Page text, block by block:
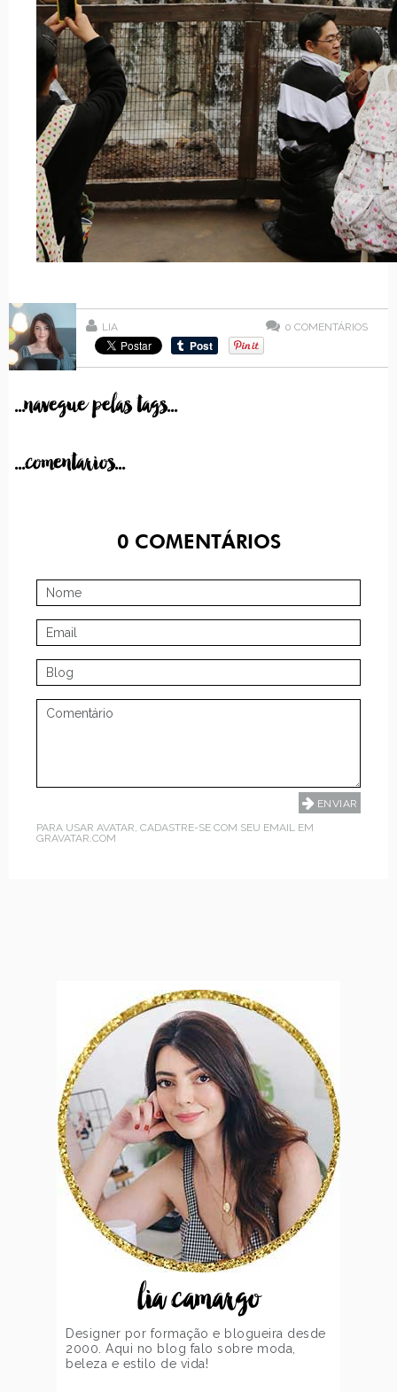
LIA 0 COMENTÁRIOS
...navegue pelas tags...
...comentarios...
0COMENTÁRIOS
PARA USAR AVATAR, CADASTRE-SE COM SEU EMAIL EM
GRAVATAR.COM
lia camargo
Designer por formação e blogueira desde
2000. Aqui no blog falo sobre moda,
beleza e estilo de vida!